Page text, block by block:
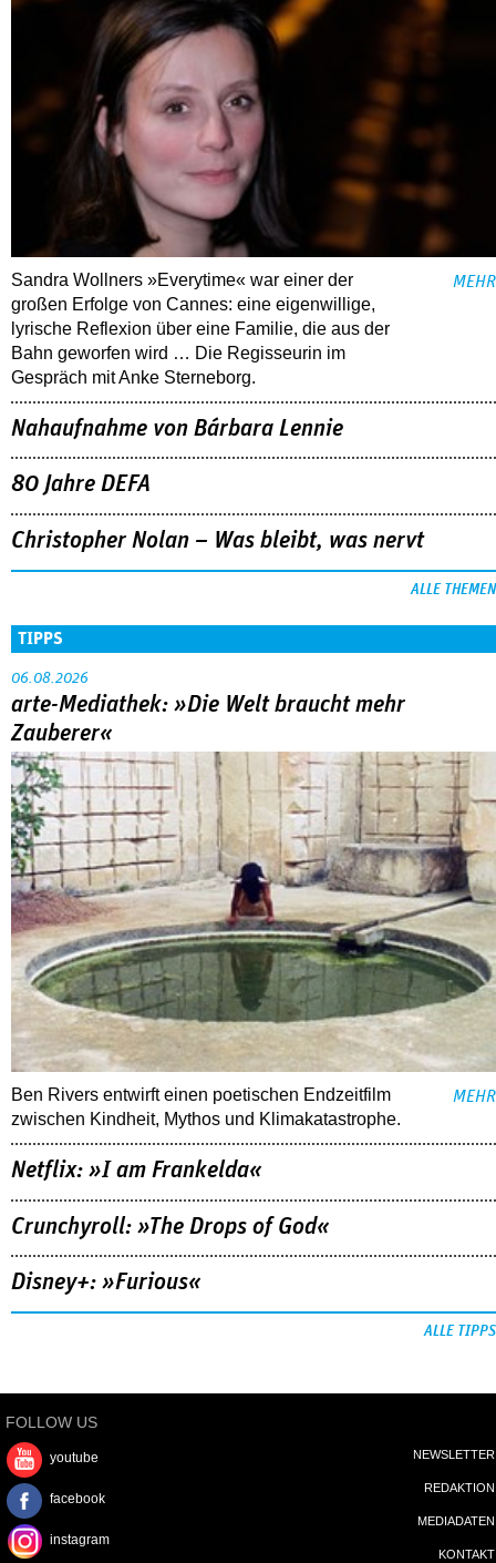
Sandra Wollners »Everytime« war einer der
großen Erfolge von Cannes: eine eigenwillige,
lyrische Reflexion über eine ­Familie, die aus der
Bahn geworfen wird … Die Regisseurin im
Gespräch mit Anke Sterneborg.
MEHR
Nahaufnahme von Bárbara Lennie
80 Jahre DEFA
Christopher Nolan – Was bleibt, was nervt
ALLE THEMEN
TIPPS
06.08.2026
arte-Mediathek: »Die Welt braucht mehr
Zauberer«
Ben Rivers entwirft einen poetischen Endzeitfilm
zwischen Kindheit, Mythos und Klimakatastrophe.
MEHR
Netflix: »I am Frankelda«
Crunchyroll: »The Drops of God«
Disney+: »Furious«
ALLE TIPPS
FOLLOW US
youtube
facebook
instagram
NEWSLETTER
REDAKTION
MEDIADATEN
KONTAKT